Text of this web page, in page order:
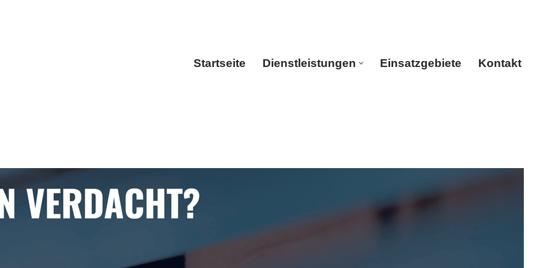
Startseite Dienstleistungen Einsatzgebiete Kontakt